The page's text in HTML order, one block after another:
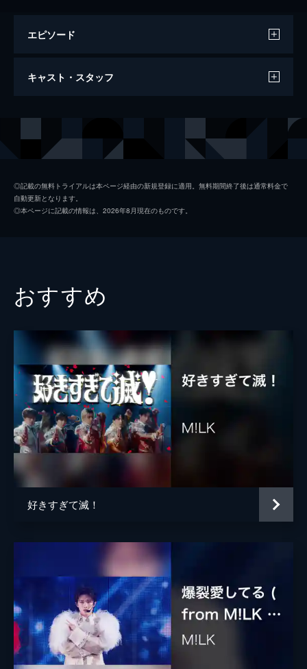
エピソード
one way
キャスト・スタッフ
◎記載の無料トライアルは本ページ経由の新規登録に適用。無料期間終了後は通常料金で
自動更新となります。
◎本ページに記載の情報は、2026年8月現在のものです。
おすすめ
好きすぎて滅！